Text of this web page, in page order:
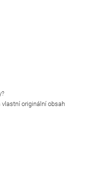
originální obsah